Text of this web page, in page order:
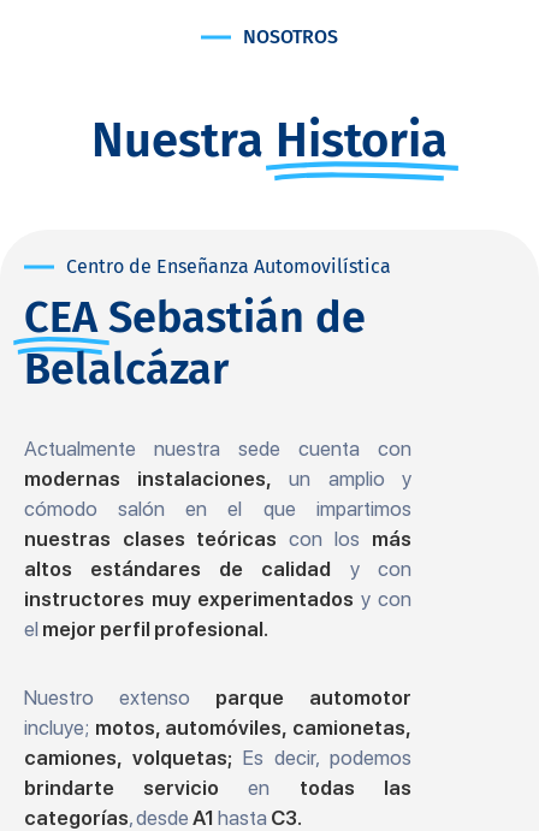
NOSOTROS
Nuestra Historia
Centro de Enseñanza Automovilística
CEA Sebastián de
Belalcázar
Actualmente nuestra sede cuenta con
modernas instalaciones, un amplio y
cómodo salón en el que impartimos
nuestras clases teóricas con los más
altos estándares de calidad y con
instructores muy experimentados y con
el mejor perfil profesional.
Nuestro extenso parque automotor
incluye; motos, automóviles, camionetas,
camiones, volquetas; Es decir, podemos
brindarte servicio en todas las
categorías, desde A1 hasta C3.